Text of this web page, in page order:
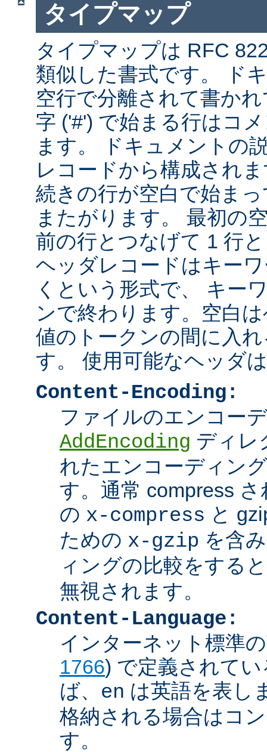
タイプマップ
タイプマップは RFC
類似した書式です。 ド
空行で分離されて書か
字 ('#') で始まる行はコ
ます。 ドキュメントの
レコードから構成され
続きの行が空白で始ま
またがります。 最初の
前の行とつなげて 1 行
ヘッダレコードはキー
くという形式で、 キー
ンで終わります。空白
値のトークンの間に入
す。 使用可能なヘッダ
Content-Encoding:
ファイルのエンコー
AddEncoding ディレ
れたエンコーディン
す。通常 compress
の x-compress と
ための x-gzip を含
ィングの比較をする
無視されます。
Content-Language:
インターネット標準
1766) で定義されて
ば、 en は英語を表し
格納される場合はコ
す。